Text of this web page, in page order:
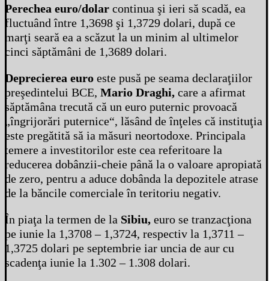
Perechea euro/dolar continua şi ieri să scadă, ea
fluctuând între 1,3698 şi 1,3729 dolari, după ce
marţi seară ea a scăzut la un minim al ultimelor
cinci săptămâni de 1,3689 dolari.
Deprecierea euro este pusă pe seama declaraţiilor
preşedintelui BCE, Mario Draghi, care a afirmat
săptămâna trecută că un euro puternic provoacă
„îngrijorări puternice“, lăsând de înţeles că instituţia
este pregătită să ia măsuri neortodoxe. Principala
temere a investitorilor este cea referitoare la
reducerea dobânzii-cheie până la o valoare apropiată
de zero, pentru a aduce dobânda la depozitele atrase
de la băncile comerciale în teritoriu negativ.
În piaţa la termen de la Sibiu, euro se tranzacţiona
pe iunie la 1,3708 – 1,3724, respectiv la 1,3711 –
1,3725 dolari pe septembrie iar uncia de aur cu
scadenţa iunie la 1.302 – 1.308 dolari.